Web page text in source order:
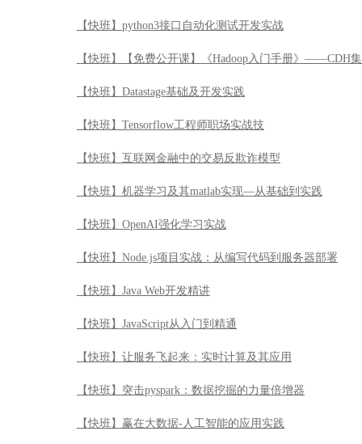
【快班】python3接口自动化测试开发实战
【快班】【免费公开课】《Hadoop入门手册》——CDH
【快班】Datastage基础及开发实践
【快班】Tensorflow工程师职场实战技
【快班】互联网金融中的交易反欺诈模型
【快班】机器学习及其matlab实现—从基础到实践
【快班】OpenAI强化学习实战
【快班】Node.js项目实战：从编写代码到服务器部署
【快班】Java Web开发精讲
【快班】JavaScript从入门到精通
【快班】让服务飞起来：实时计算及其应用
【快班】突击pyspark：数据挖掘的力量倍增器
【快班】赢在大数据-人工智能的应用实践